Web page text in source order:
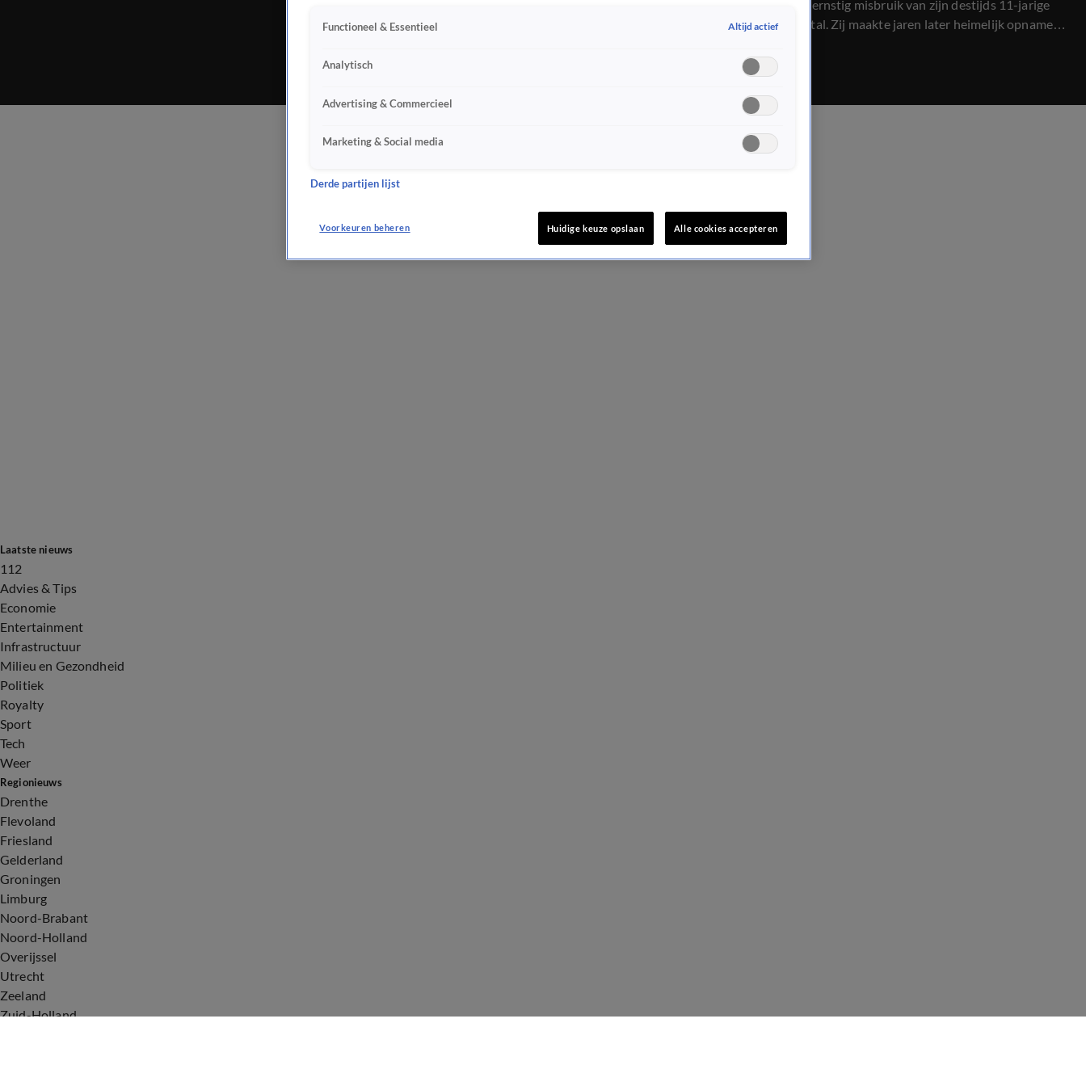
terecht voor ernstig misbruik van zijn destijds 11-jarige
nichtje Chantal. Zij maakte jaren later heimelijk opnamen
Laatste nieuws
112
Advies & Tips
Economie
Entertainment
Infrastructuur
Milieu en Gezondheid
Politiek
Royalty
Sport
Tech
Weer
Regionieuws
Drenthe
Flevoland
Friesland
Gelderland
Groningen
Limburg
Noord-Brabant
Noord-Holland
Overijssel
Utrecht
Zeeland
Zuid-Holland
Functioneel & Essentieel Altijd actief
Analytisch
Advertising & Commercieel
Marketing & Social media
Derde partijen lijst
Voorkeuren beheren Huidige keuze opslaan Alle cookies accepteren